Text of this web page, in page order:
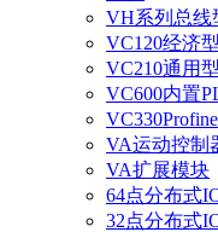
VH系列总线
VC120经济
VC210通用
VC600内置
VA运动控制
VA扩展模块
64点分布式
32点分布式